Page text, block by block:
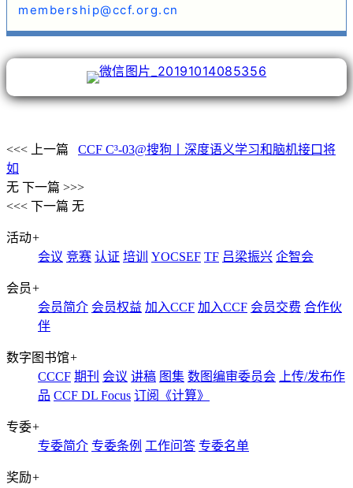
membership@ccf.org.cn
<<< 上一篇
CCF C³-03@搜狗丨深度语义学习和脑机接口将
如
无 下一篇 >>>
<<< 下一篇 无
活动+
会议 竞赛 认证 培训 YOCSEF TF 吕梁振兴 企智会
会员+
会员简介 会员权益 加入CCF 加入CCF 会员交费 合作伙
伴
数字图书馆+
CCCF 期刊 会议 讲稿 图集 数图编审委员会
上传/发布作
品 CCF DL Focus 订阅《计算》
专委+
专委简介 专委条例 工作问答 专委名单
奖励+